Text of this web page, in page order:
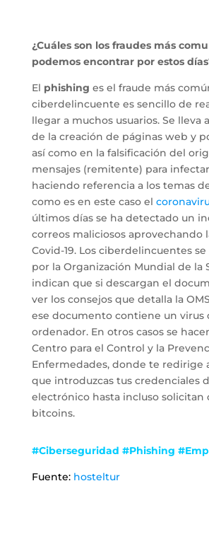
¿Cuáles son los fraudes más
podemos encontrar por estos
El phishing es el fraude más
ciberdelincuente es sencillo de
llegar a muchos usuarios. Se lleva
de la creación de páginas web y
así como en la falsificación del
mensajes (remitente) para
haciendo referencia a los temas
como es en este caso el
últimos días se ha detectado un
correos maliciosos aprovechando
Covid-19. Los ciberdelincuentes
por la Organización Mundial de la
indican que si descargan el
ver los consejos que detalla la
ese documento contiene un virus
ordenador. En otros casos se
Centro para el Control y la
Enfermedades, donde te redirige
que introduzcas tus credenciales
electrónico hasta incluso solicitan
bitcoins.
#Ciberseguridad #Phishing
Fuente: hosteltur